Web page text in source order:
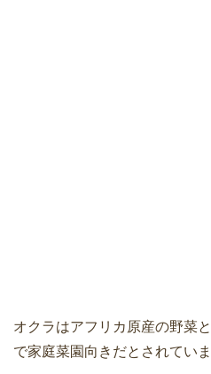
オクラはアフリカ原産の野菜
で家庭菜園向きだとされていま